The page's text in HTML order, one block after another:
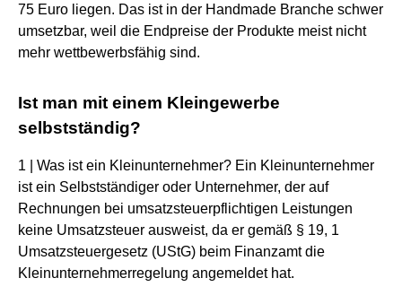
75 Euro liegen. Das ist in der Handmade Branche schwer
umsetzbar, weil die Endpreise der Produkte meist nicht
mehr wettbewerbsfähig sind.
Ist man mit einem Kleingewerbe
selbstständig?
1 | Was ist ein Kleinunternehmer? Ein Kleinunternehmer
ist ein Selbstständiger oder Unternehmer, der auf
Rechnungen bei umsatzsteuerpflichtigen Leistungen
keine Umsatzsteuer ausweist, da er gemäß § 19, 1
Umsatzsteuergesetz (UStG) beim Finanzamt die
Kleinunternehmerregelung angemeldet hat.